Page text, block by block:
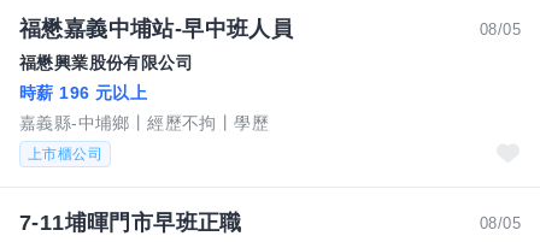
08/05
福懋嘉義中埔站-早中班人員
福懋興業股份有限公司
時薪 196 元以上
嘉義縣-中埔鄉
經歷不拘 學歷
上市櫃公司
08/05
7-11埔暉門市早班正職